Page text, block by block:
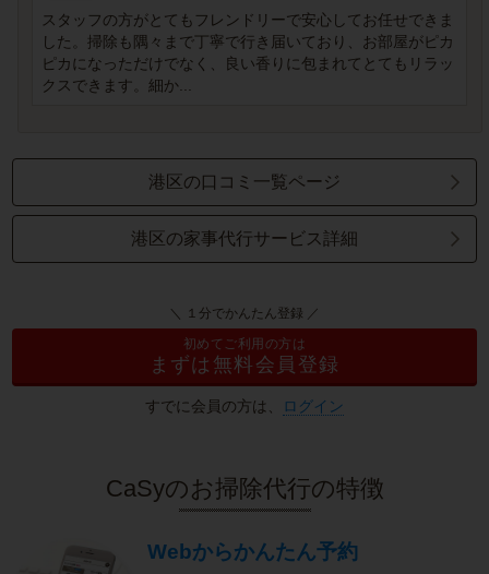
スタッフの方がとてもフレンドリーで安心してお任せできま
した。掃除も隅々まで丁寧で行き届いており、お部屋がピカ
ピカになっただけでなく、良い香りに包まれてとてもリラッ
クスできます。細か...
港区の口コミ一覧ページ
港区の家事代行サービス詳細
＼ １分でかんたん登録 ／
初めてご利用の方は
まずは無料会員登録
すでに会員の方は、 ログイン
CaSyのお掃除代行の特徴
Webからかんたん予約